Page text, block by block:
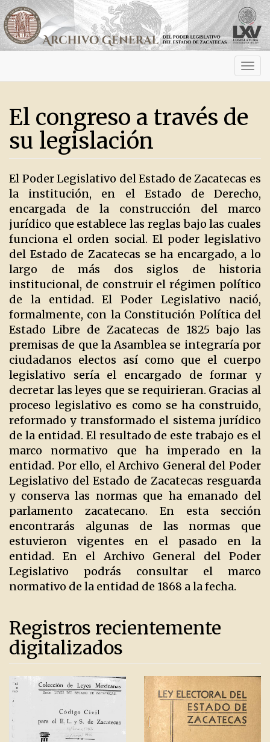
El congreso a través de
su legislación
El Poder Legislativo del Estado de Zacatecas es
la institución, en el Estado de Derecho,
encargada de la construcción del marco
jurídico que establece las reglas bajo las cuales
funciona el orden social. El poder legislativo
del Estado de Zacatecas se ha encargado, a lo
largo de más dos siglos de historia
institucional, de construir el régimen político
de la entidad. El Poder Legislativo nació,
formalmente, con la Constitución Política del
Estado Libre de Zacatecas de 1825 bajo las
premisas de que la Asamblea se integraría por
ciudadanos electos así como que el cuerpo
legislativo sería el encargado de formar y
decretar las leyes que se requirieran. Gracias al
proceso legislativo es como se ha construido,
reformado y transformado el sistema jurídico
de la entidad. El resultado de este trabajo es el
marco normativo que ha imperado en la
entidad. Por ello, el Archivo General del Poder
Legislativo del Estado de Zacatecas resguarda
y conserva las normas que ha emanado del
parlamento zacatecano. En esta sección
encontrarás algunas de las normas que
estuvieron vigentes en el pasado en la
entidad. En el Archivo General del Poder
Legislativo podrás consultar el marco
normativo de la entidad de 1868 a la fecha.
Registros recientemente
digitalizados